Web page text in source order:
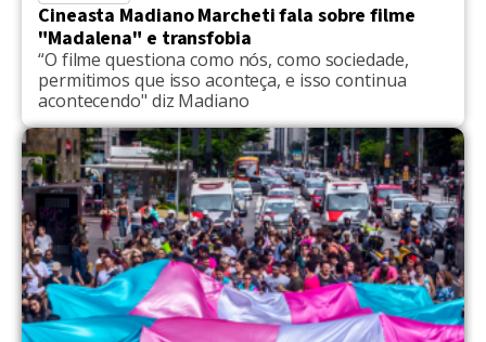
Cineasta Madiano Marcheti fala sobre filme
"Madalena" e transfobia
“O filme questiona como nós, como sociedade,
permitimos que isso aconteça, e isso continua
acontecendo" diz Madiano